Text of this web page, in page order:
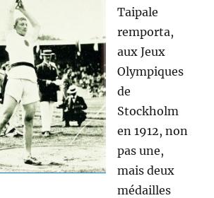
Taipale
remporta,
aux Jeux
Olympiques
de
Stockholm
en 1912, non
pas une,
mais deux
médailles